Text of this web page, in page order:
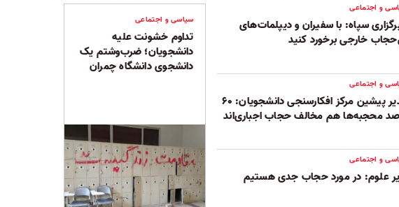
و اجتماعی
سپاه: با سفیران و دیپلمات‌های
خارجی برخورد کنید
و اجتماعی
مدیر پیشین مرکز افکارسنجی دانشجویان: ۶۰
محجبه‌ها هم مخالف حجاب اجباری‌اند
و اجتماعی
علوم: در مورد حجاب جدی هستیم
سیاسی و اجتماعی
تداوم خشونت علیه
دانشجویان؛ ضرب‌و‌شتم یک
دانشجوی دانشگاه چمران